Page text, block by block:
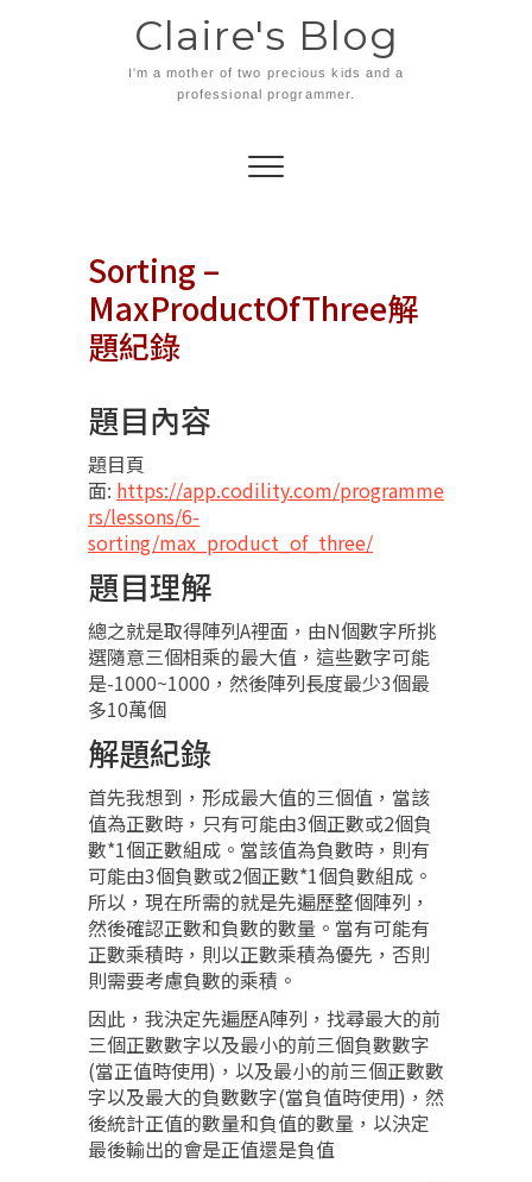
Claire's Blog
I'm a mother of two precious kids and a
professional programmer.
Sorting –
MaxProductOfThree解
題紀錄
題目內容
題目頁
面: https://app.codility.com/programme
rs/lessons/6-
sorting/max_product_of_three/
題目理解
總之就是取得陣列A裡面，由N個數字所挑
選隨意三個相乘的最大值，這些數字可能
是-1000~1000，然後陣列長度最少3個最
多10萬個
解題紀錄
首先我想到，形成最大值的三個值，當該
值為正數時，只有可能由3個正數或2個負
數*1個正數組成。當該值為負數時，則有
可能由3個負數或2個正數*1個負數組成。
所以，現在所需的就是先遍歷整個陣列，
然後確認正數和負數的數量。當有可能有
正數乘積時，則以正數乘積為優先，否則
則需要考慮負數的乘積。
因此，我決定先遍歷A陣列，找尋最大的前
三個正數數字以及最小的前三個負數數字
(當正值時使用)，以及最小的前三個正數數
字以及最大的負數數字(當負值時使用)，然
後統計正值的數量和負值的數量，以決定
最後輸出的會是正值還是負值